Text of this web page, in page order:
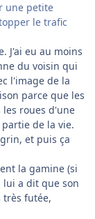
une petite
le trafic
J'ai eu au moins
du voisin qui
l'image de la
parce que les
roues d'une
partie de la vie.
et puis ça
la gamine (si
lui a dit que son
très futée,